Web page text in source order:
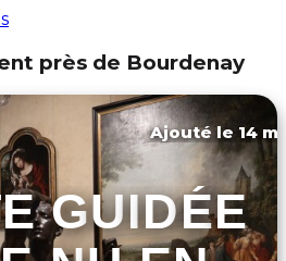
près de Bourdenay
Ajouté le 14
GUIDÉE